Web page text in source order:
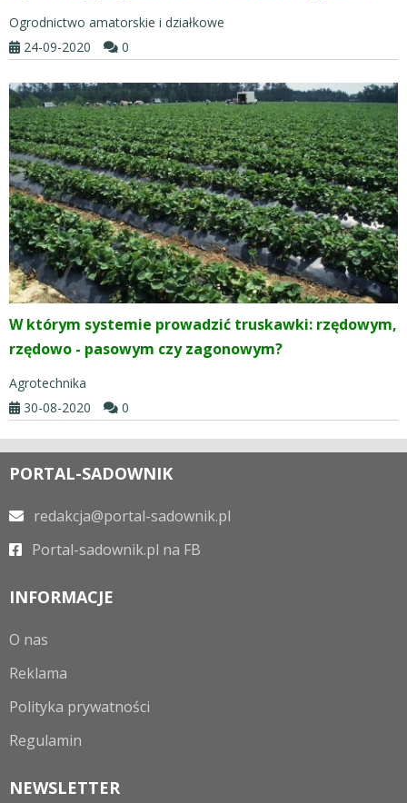
Ogrodnictwo amatorskie i działkowe
24-09-2020
0
W którym systemie prowadzić truskawki: rzędowym,
rzędowo - pasowym czy zagonowym?
Agrotechnika
30-08-2020
0
PORTAL-SADOWNIK
redakcja@portal-sadownik.pl
Portal-sadownik.pl na FB
INFORMACJE
O nas
Reklama
Polityka prywatności
Regulamin
NEWSLETTER